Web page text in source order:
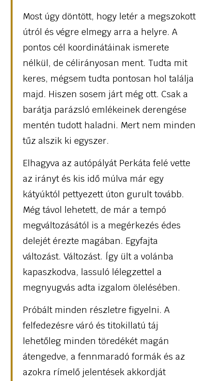
Most úgy döntött, hogy letér a megszokott
útról és végre elmegy arra a helyre. A
pontos cél koordinátáinak ismerete
nélkül, de célirányosan ment. Tudta mit
keres, mégsem tudta pontosan hol találja
majd. Hiszen sosem járt még ott. Csak a
barátja parázsló emlékeinek derengése
mentén tudott haladni. Mert nem minden
tűz alszik ki egyszer.
Elhagyva az autópályát Perkáta felé vette
az irányt és kis idő múlva már egy
kátyúktól pettyezett úton gurult tovább.
Még távol lehetett, de már a tempó
megváltozásától is a megérkezés édes
delejét érezte magában. Egyfajta
változást. Változást. Így ült a volánba
kapaszkodva, lassuló lélegzettel a
megnyugvás adta izgalom ölelésében.
Próbált minden részletre figyelni. A
felfedezésre váró és titokillatú táj
lehetőleg minden töredékét magán
átengedve, a fennmaradó formák és az
azokra rímelő jelentések akkordját